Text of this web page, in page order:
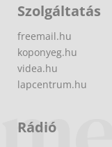
Szolgáltatás
freemail.hu
koponyeg.hu
videa.hu
lapcentrum.hu
Rádió